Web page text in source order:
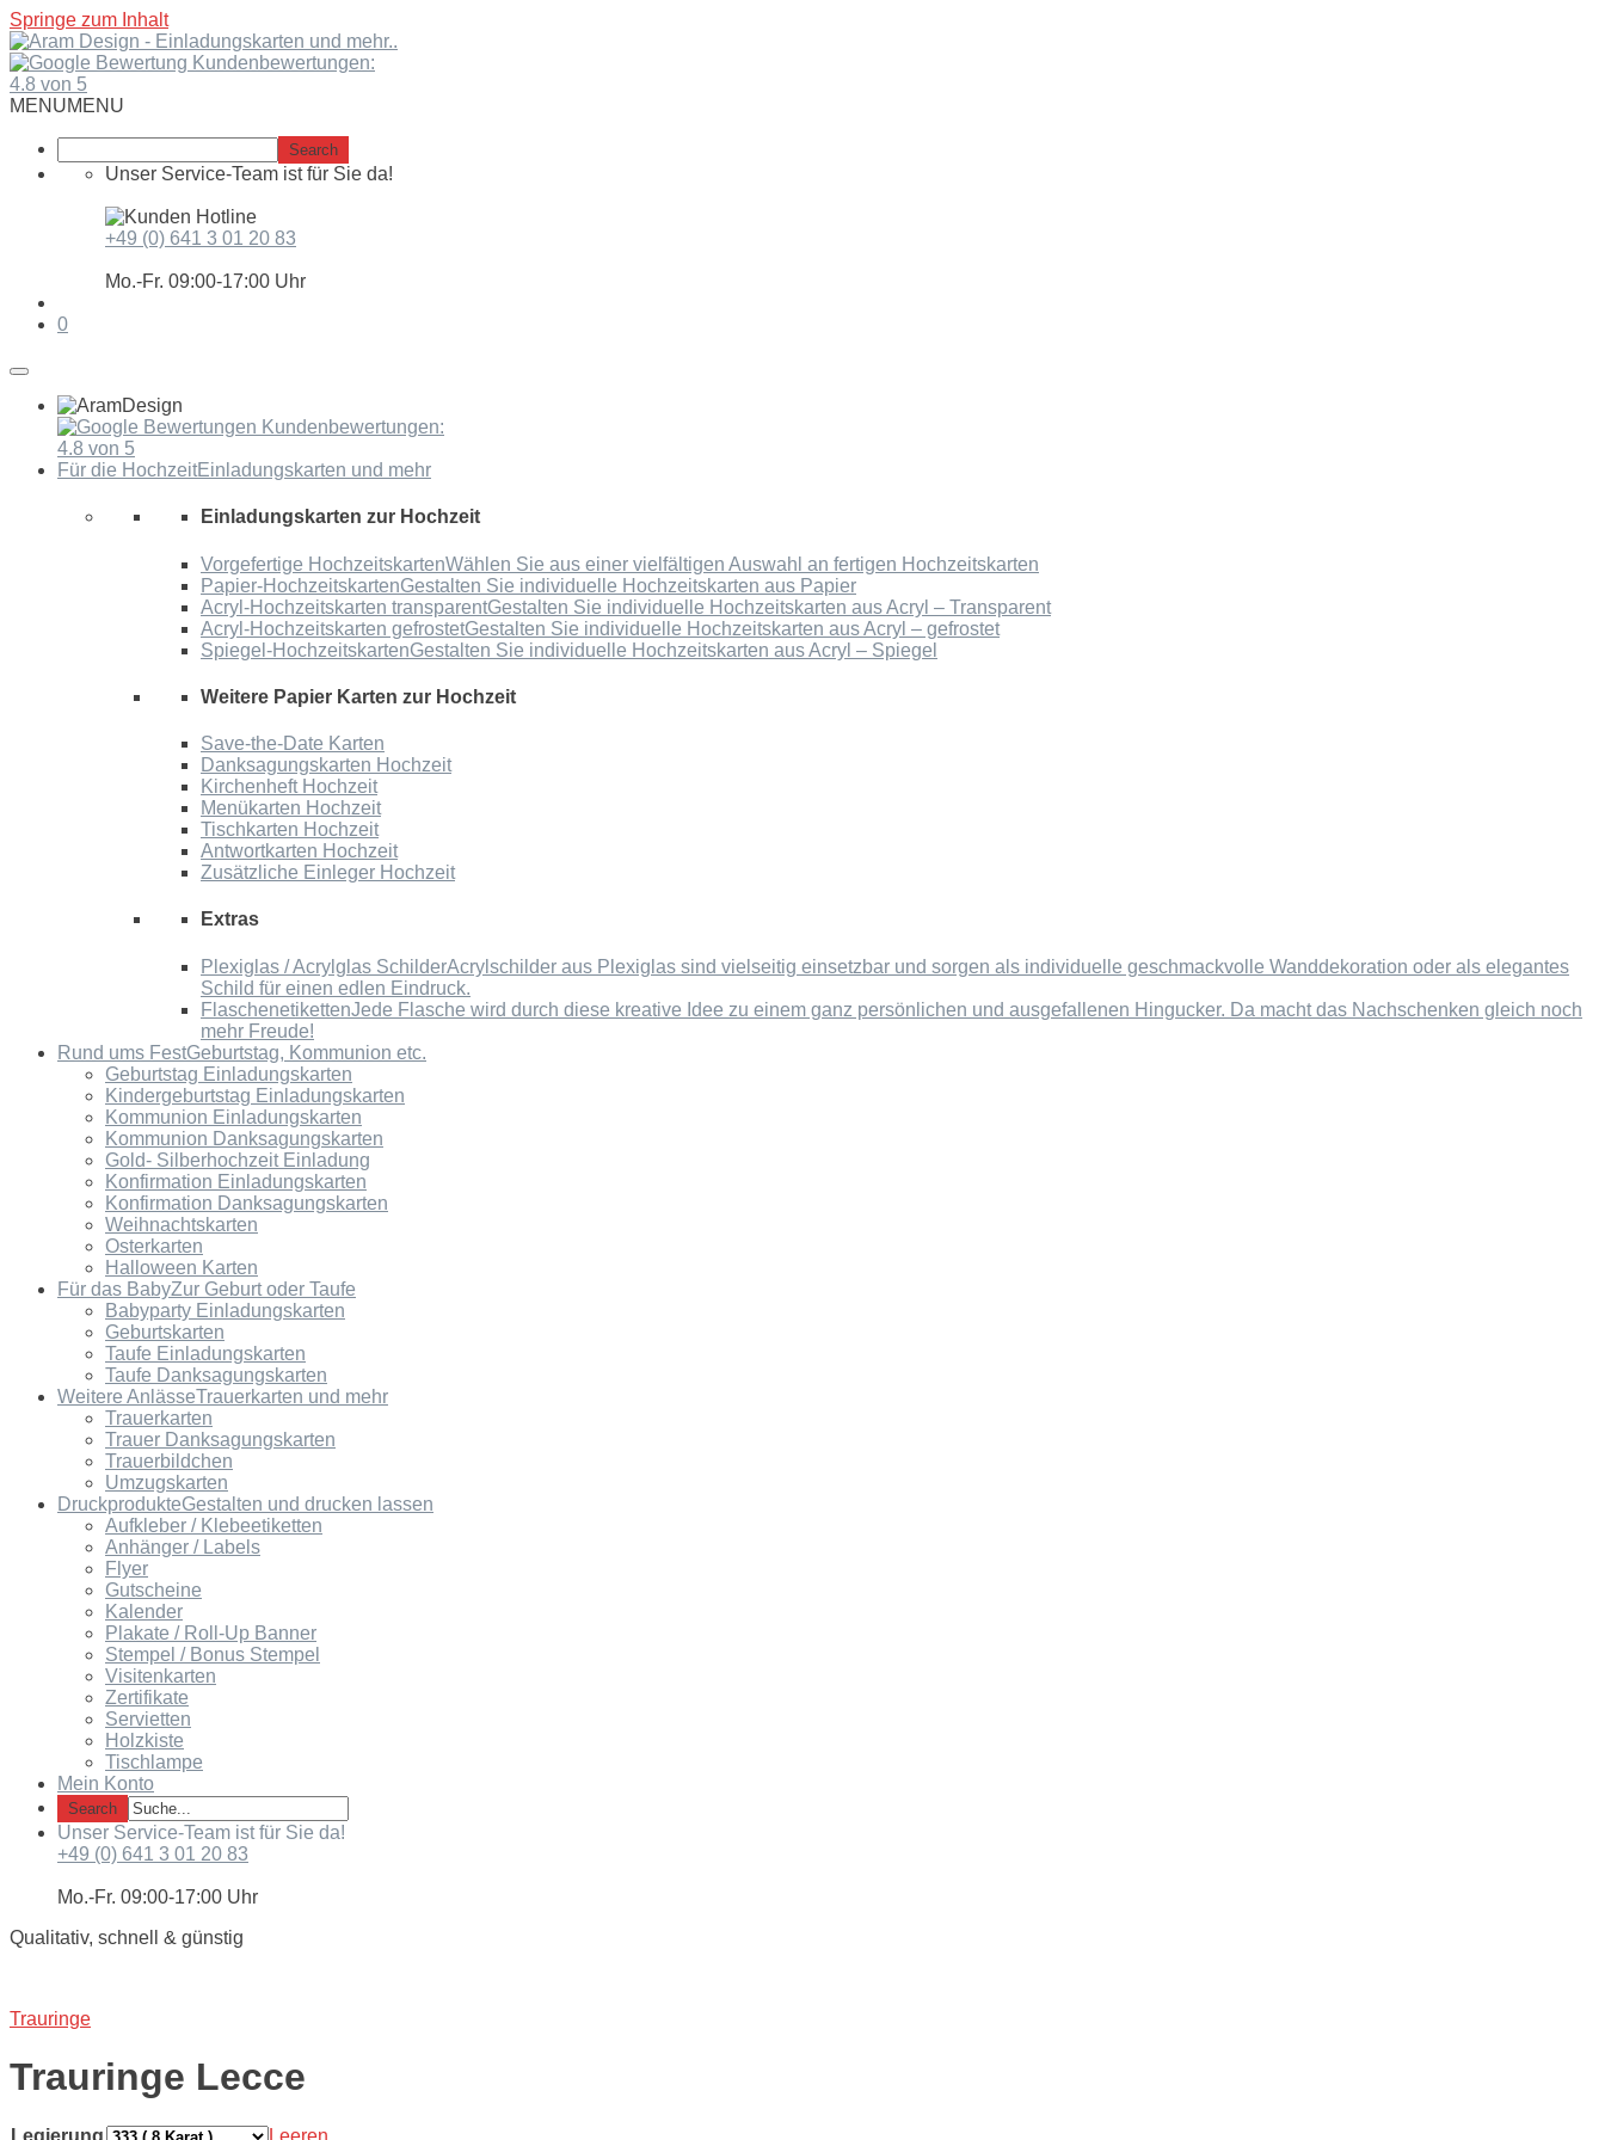
Springe zum Inhalt
Kundenbewertungen:
4.8 von 5
MENUMENU
Unser Service-Team ist für Sie da!
+49 (0) 641 3 01 20 83
Mo.-Fr. 09:00-17:00 Uhr
0
Kundenbewertungen:
4.8 von 5
Für die HochzeitEinladungskarten und mehr
Einladungskarten zur Hochzeit
Vorgefertige HochzeitskartenWählen Sie aus einer vielfältigen Auswahl an fertigen Hochzeitskarten
Papier-HochzeitskartenGestalten Sie individuelle Hochzeitskarten aus Papier
Acryl-Hochzeitskarten transparentGestalten Sie individuelle Hochzeitskarten aus Acryl – Transparent
Acryl-Hochzeitskarten gefrostetGestalten Sie individuelle Hochzeitskarten aus Acryl – gefrostet
Spiegel-HochzeitskartenGestalten Sie individuelle Hochzeitskarten aus Acryl – Spiegel
Weitere Papier Karten zur Hochzeit
Save-the-Date Karten
Danksagungskarten Hochzeit
Kirchenheft Hochzeit
Menükarten Hochzeit
Tischkarten Hochzeit
Antwortkarten Hochzeit
Zusätzliche Einleger Hochzeit
Extras
Plexiglas / Acrylglas SchilderAcrylschilder aus Plexiglas sind vielseitig einsetzbar und sorgen als individuelle geschmackvolle Wanddekoration oder als elegantes
Schild für einen edlen Eindruck.
FlaschenetikettenJede Flasche wird durch diese kreative Idee zu einem ganz persönlichen und ausgefallenen Hingucker. Da macht das Nachschenken gleich noch
mehr Freude!
Rund ums FestGeburtstag, Kommunion etc.
Geburtstag Einladungskarten
Kindergeburtstag Einladungskarten
Kommunion Einladungskarten
Kommunion Danksagungskarten
Gold- Silberhochzeit Einladung
Konfirmation Einladungskarten
Konfirmation Danksagungskarten
Weihnachtskarten
Osterkarten
Halloween Karten
Für das BabyZur Geburt oder Taufe
Babyparty Einladungskarten
Geburtskarten
Taufe Einladungskarten
Taufe Danksagungskarten
Weitere AnlässeTrauerkarten und mehr
Trauerkarten
Trauer Danksagungskarten
Trauerbildchen
Umzugskarten
DruckprodukteGestalten und drucken lassen
Aufkleber / Klebeetiketten
Anhänger / Labels
Flyer
Gutscheine
Kalender
Plakate / Roll-Up Banner
Stempel / Bonus Stempel
Visitenkarten
Zertifikate
Servietten
Holzkiste
Tischlampe
Mein Konto
Unser Service-Team ist für Sie da!
+49 (0) 641 3 01 20 83
Mo.-Fr. 09:00-17:00 Uhr
Qualitativ, schnell & günstig
Trauringe
Trauringe Lecce